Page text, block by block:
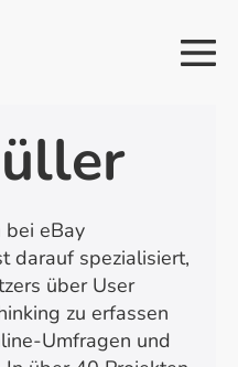
bei eBay
darauf spezialisiert,
über User
zu erfassen
Umfragen und